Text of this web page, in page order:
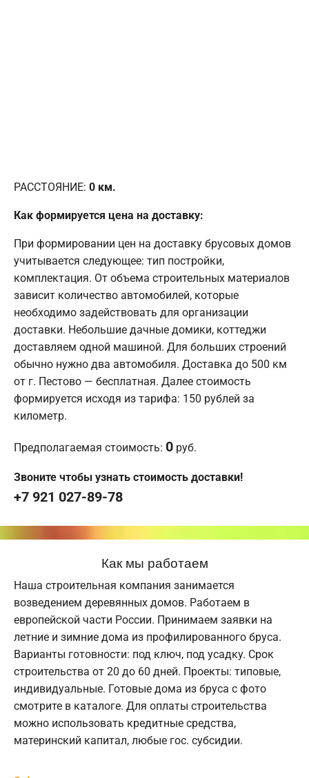
РАССТОЯНИЕ: 0 км.
Как формируется цена на доставку:
При формировании цен на доставку брусовых домов
учитывается следующее: тип постройки,
комплектация. От объема строительных материалов
зависит количество автомобилей, которые
необходимо задействовать для организации
доставки. Небольшие дачные домики, коттеджи
доставляем одной машиной. Для больших строений
обычно нужно два автомобиля. Доставка до 500 км
от г. Пестово — бесплатная. Далее стоимость
формируется исходя из тарифа: 150 рублей за
километр.
Предполагаемая стоимость: 0 руб.
Звоните чтобы узнать стоимость доставки!
+7 921 027-89-78
Как мы работаем
Наша строительная компания занимается
возведением деревянных домов. Работаем в
европейской части России. Принимаем заявки на
летние и зимние дома из профилированного бруса.
Варианты готовности: под ключ, под усадку. Срок
строительства от 20 до 60 дней. Проекты: типовые,
индивидуальные. Готовые дома из бруса с фото
смотрите в каталоге. Для оплаты строительства
можно использовать кредитные средства,
материнский капитал, любые гос. субсидии.